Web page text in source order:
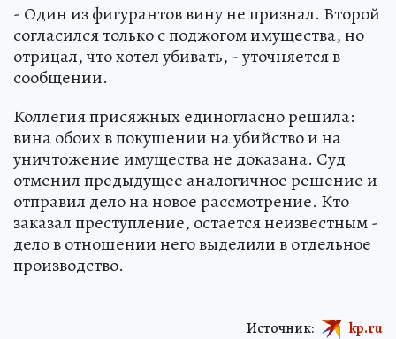
- Один из фигурантов вину не признал. Второй
согласился только с поджогом имущества, но
отрицал, что хотел убивать, - уточняется в
сообщении.
Коллегия присяжных единогласно решила:
вина обоих в покушении на убийство и на
уничтожение имущества не доказана. Суд
отменил предыдущее аналогичное решение и
отправил дело на новое рассмотрение. Кто
заказал преступление, остается неизвестным -
дело в отношении него выделили в отдельное
производство.
Источник: kp.ru